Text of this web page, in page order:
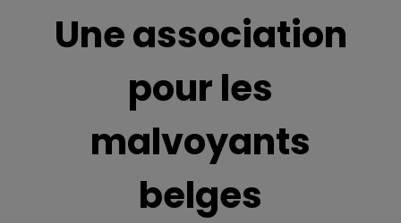
Une association
pour les
malvoyants
belges